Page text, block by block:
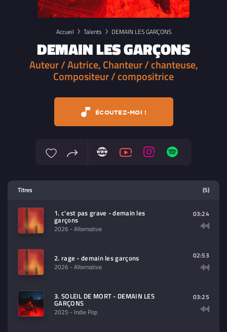
Accueil Talents DEMAIN LES GARÇONS
DEMAIN LES GARÇONS
Auteur / Autrice, Chanteur / chanteuse,
Compositeur / compositrice
ÉCOUTEZ-MOI !
contenu à lire (audio/video)
Titres (5)
1. c'est pas grave - demain les
garçons
2026 - Alternative
03:24
2. rage - demain les garçons
2026 - Alternative
02:53
3. SOLEIL DE MORT - DEMAIN LES
GARÇONS
2025 - Indie Pop
03:25